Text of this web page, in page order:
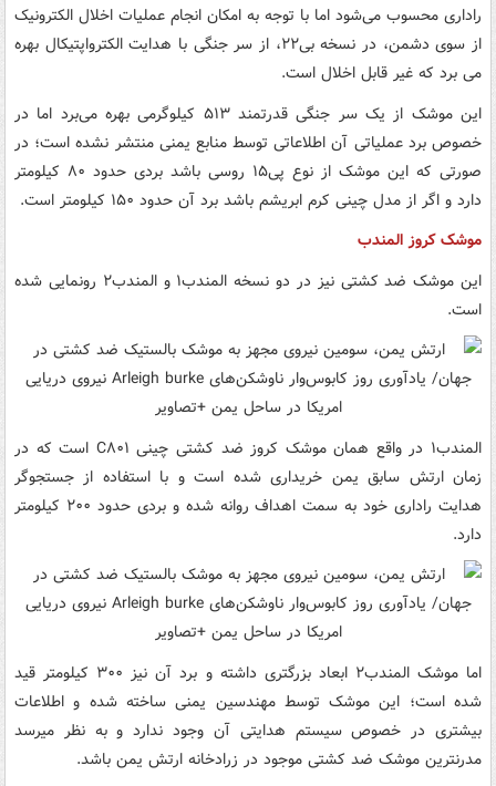
راداری محسوب می‌شود اما با توجه به امکان انجام عملیات اخلال الکترونیک
از سوی دشمن، در نسخه بی۲۲، از سر جنگی با هدایت الکترواپتیکال بهره
می برد که غیر قابل اخلال است.
این موشک از یک سر جنگی قدرتمند ۵۱۳ کیلوگرمی بهره می‌برد اما در
خصوص برد عملیاتی آن اطلاعاتی توسط منابع یمنی منتشر نشده است؛ در
صورتی که این موشک از نوع پی۱۵ روسی باشد بردی حدود ۸۰ کیلومتر
دارد و اگر از مدل چینی کرم ابریشم باشد برد آن حدود ۱۵۰ کیلومتر است.
موشک کروز المندب
این موشک ضد کشتی نیز در دو نسخه المندب۱ و المندب۲ رونمایی شده
است.
المندب۱ در واقع همان موشک کروز ضد کشتی چینی C۸۰۱ است که در
زمان ارتش سابق یمن خریداری شده است و با استفاده از جستجوگر
هدایت راداری خود به سمت اهداف روانه شده و بردی حدود ۲۰۰ کیلومتر
دارد.
اما موشک المندب۲ ابعاد بزرگتری داشته و برد آن نیز ۳۰۰ کیلومتر قید
شده است؛ این موشک توسط مهندسین یمنی ساخته شده و اطلاعات
بیشتری در خصوص سیستم هدایتی آن وجود ندارد و به نظر میرسد
مدرنترین موشک ضد کشتی موجود در زرادخانه ارتش یمن باشد.